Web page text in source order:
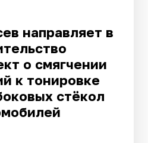
направляет в
о смягчении
к тонировке
стёкол